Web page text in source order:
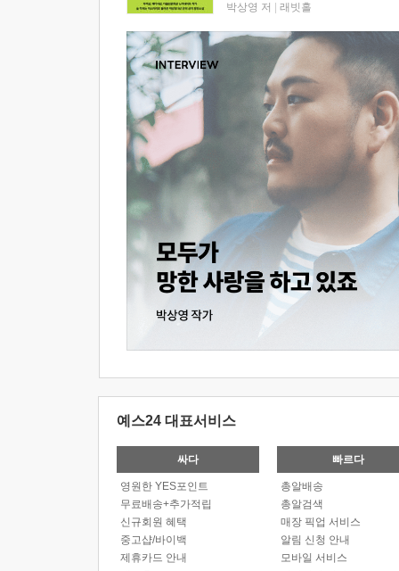
박상영 저 래빗홀
예스24 대표서비스
싸다
영원한 YES포인트
무료배송+추가적립
신규회원 혜택
중고샵/바이백
제휴카드 안내
빠르다
총알배송
총알검색
매장 픽업 서비스
알림 신청 안내
모바일 서비스